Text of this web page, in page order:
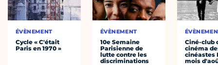
ÉVÈNEMENT
Cycle « C'était
Paris en 1970 »
ÉVÈNEMENT
10e Semaine
Parisienne de
lutte contre les
discriminations
Ciné-club
cinéma
cinéastes
mois